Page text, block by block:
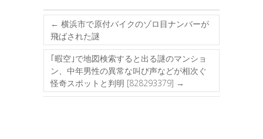
← 横浜市で原付バイクのゾロ目ナンバーが
飛ばされた謎
｢暇空｣で地図検索すると出る謎のマンショ
ン、中年男性の異常な叫び声などが相次ぐ
怪奇スポットと判明 [828293379] →